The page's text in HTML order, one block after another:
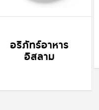
อริภัทร์อาหาร
อิสลาม